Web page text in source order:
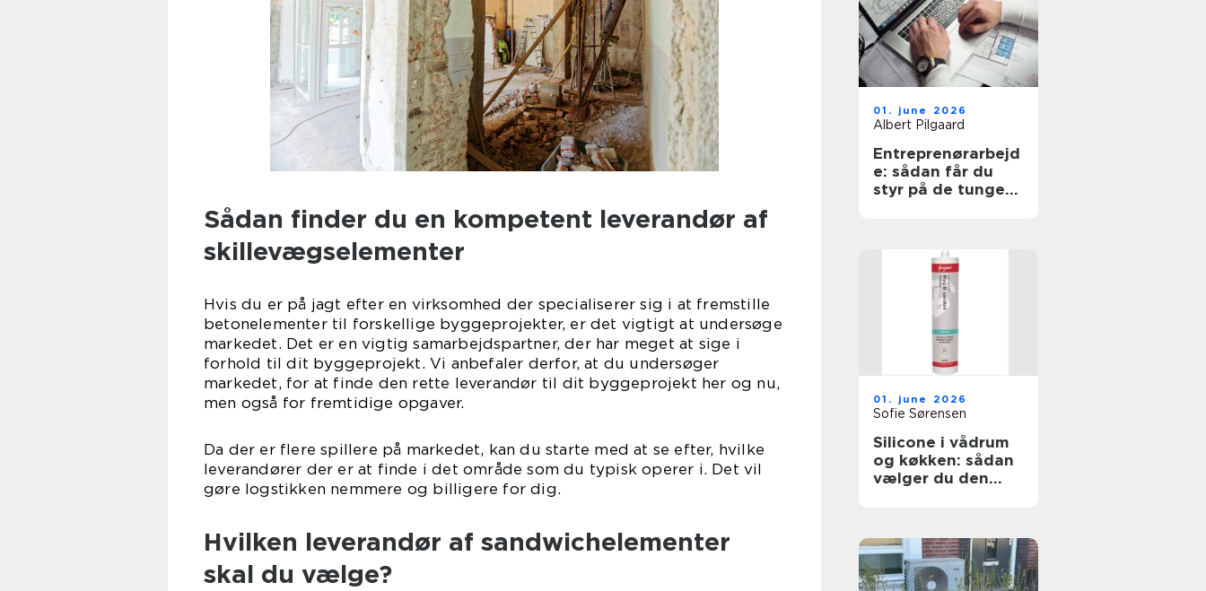
Sådan finder du en kompetent leverandør af
skillevægselementer
Hvis du er på jagt efter en virksomhed der specialiserer sig i at fremstille
betonelementer til forskellige byggeprojekter, er det vigtigt at undersøge
markedet. Det er en vigtig samarbejdspartner, der har meget at sige i
forhold til dit byggeprojekt. Vi anbefaler derfor, at du undersøger
markedet, for at finde den rette leverandør til dit byggeprojekt her og nu,
men også for fremtidige opgaver.
Da der er flere spillere på markedet, kan du starte med at se efter, hvilke
leverandører der er at finde i det område som du typisk operer i. Det vil
gøre logstikken nemmere og billigere for dig.
Hvilken leverandør af sandwichelementer
skal du vælge?
01. june 2026
Albert Pilgaard
Entreprenørarbejd
e: sådan får du
styr på de tunge
01. june 2026
Sofie Sørensen
Silicone i vådrum
og køkken: sådan
vælger du den